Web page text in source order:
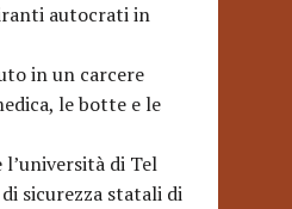
autocrati in
in un carcere
le botte e le
l’università di Tel
sicurezza statali di